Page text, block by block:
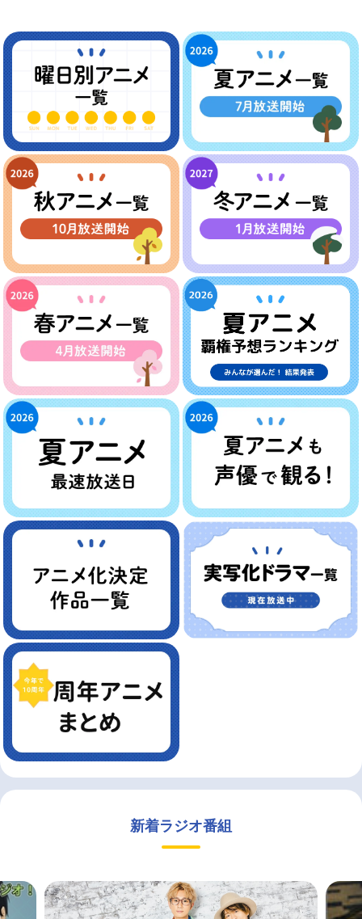
新着ラジオ番組